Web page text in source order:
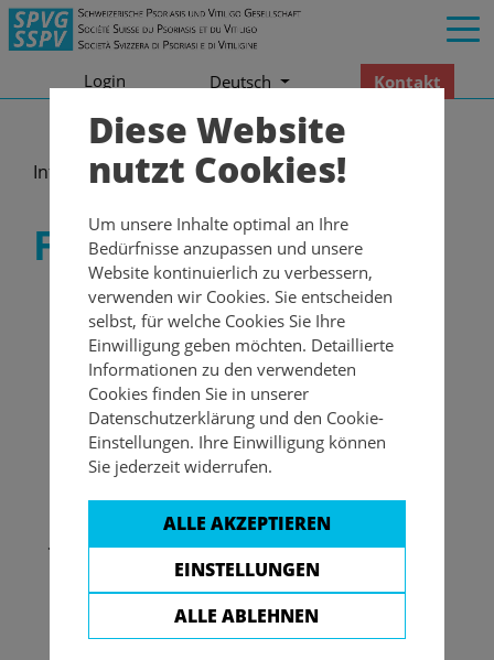
Login Deutsch Kontakt
Informationen Ferienlager
Ferienlager
aha!sommerlager, einem Lager für
Psoriasis, Vitiligo, Allergien, Asthma, Neurodermitis
oder Nahrungsmittelintoleranzen. Die
fachgerechte Betreuung unterstützt alle
Teilnehmenden dabei, gut und eigenverantwortlich
Diese Website
nutzt Cookies!
Um unsere Inhalte optimal an Ihre
Bedürfnisse anzupassen und unsere
Website kontinuierlich zu verbessern,
verwenden wir Cookies. Sie entscheiden
selbst, für welche Cookies Sie Ihre
Einwilligung geben möchten. Detaillierte
Informationen zu den verwendeten
Cookies finden Sie in unserer
Datenschutzerklärung und den Cookie-
Einstellungen. Ihre Einwilligung können
Sie jederzeit widerrufen.
ALLE AKZEPTIEREN
EINSTELLUNGEN
ALLE ABLEHNEN